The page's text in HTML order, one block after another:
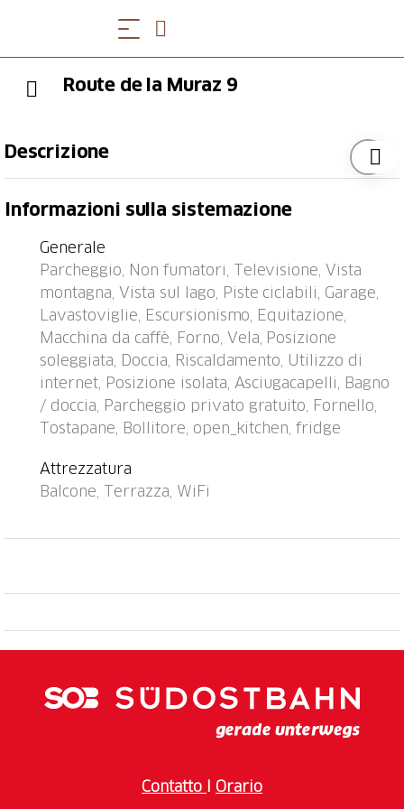
Route de la Muraz 9
Descrizione
circondata da vigne. Sopra Villeneuve, posizione
residenziale, a 650 m dal lago. Nella casa:
riscaldamento centralizzato. Parcheggio/garage solo
per auto di piccola e media dimensione.
Supermercato 1 km, shopping center 2 km, ristorante
1 km, fermata bus "Villneuve, La Plage" 550 m,
stazione ferroviaria "Villeneuve" 1 km, piscina 650
m, lago balneabile "Lac Léman" 650 m. Attrazioni
nelle vicinanze: Château de Chillon 1.4 km, Montreux
4.3 km, Musée de Charlie Chaplin 18 km, Lausanne
38 km, Swissvapeur Parc/Aquaparc 12 km. Rinomate
località sciistiche: Leysin 26 km, Villars/Diablerets 25
km, Portes du Soleil 39 km. Sentieri escursionistici:
Informazioni sulla sistemazione
Generale
Parcheggio, Non fumatori, Televisione, Vista
montagna, Vista sul lago, Piste ciclabili, Garage,
Lavastoviglie, Escursionismo, Equitazione,
Macchina da caffè, Forno, Vela, Posizione
soleggiata, Doccia, Riscaldamento, Utilizzo di
internet, Posizione isolata, Asciugacapelli, Bagno
/ doccia, Parcheggio privato gratuito, Fornello,
Tostapane, Bollitore, open_kitchen, fridge
Attrezzatura
Balcone, Terrazza, WiFi
Contatto Orario